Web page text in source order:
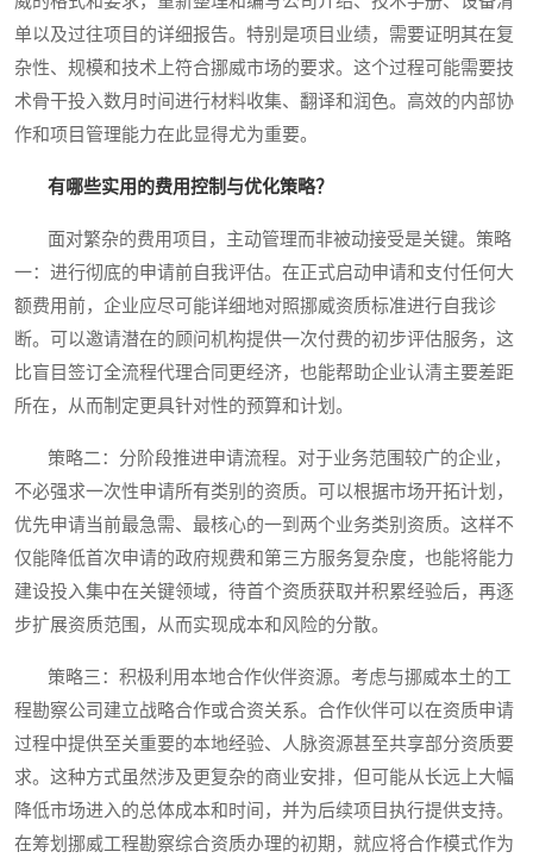
单以及过往项目的详细报告。特别是项目业绩，需要证明其在复
杂性、规模和技术上符合挪威市场的要求。这个过程可能需要技
术骨干投入数月时间进行材料收集、翻译和润色。高效的内部协
作和项目管理能力在此显得尤为重要。
有哪些实用的费用控制与优化策略？
面对繁杂的费用项目，主动管理而非被动接受是关键。策略
一：进行彻底的申请前自我评估。在正式启动申请和支付任何大
额费用前，企业应尽可能详细地对照挪威资质标准进行自我诊
断。可以邀请潜在的顾问机构提供一次付费的初步评估服务，这
比盲目签订全流程代理合同更经济，也能帮助企业认清主要差距
所在，从而制定更具针对性的预算和计划。
策略二：分阶段推进申请流程。对于业务范围较广的企业，
不必强求一次性申请所有类别的资质。可以根据市场开拓计划，
优先申请当前最急需、最核心的一到两个业务类别资质。这样不
仅能降低首次申请的政府规费和第三方服务复杂度，也能将能力
建设投入集中在关键领域，待首个资质获取并积累经验后，再逐
步扩展资质范围，从而实现成本和风险的分散。
策略三：积极利用本地合作伙伴资源。考虑与挪威本土的工
程勘察公司建立战略合作或合资关系。合作伙伴可以在资质申请
过程中提供至关重要的本地经验、人脉资源甚至共享部分资质要
求。这种方式虽然涉及更复杂的商业安排，但可能从长远上大幅
降低市场进入的总体成本和时间，并为后续项目执行提供支持。
在筹划挪威工程勘察综合资质办理的初期，就应将合作模式作为